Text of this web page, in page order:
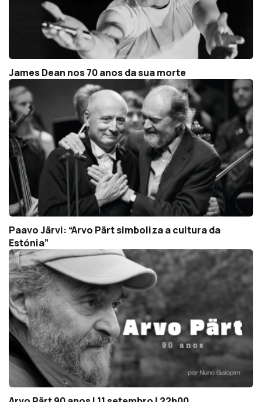
James Dean nos 70 anos da sua morte
Paavo Järvi: “Arvo Pärt simboliza a cultura da
Estónia”